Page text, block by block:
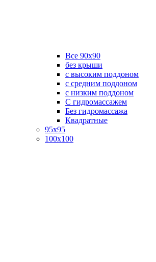
Все 90х90
без крыши
с высоким поддоном
с средним поддоном
с низким поддоном
С гидромассажем
Без гидромассажа
Квадратные
95х95
100х100